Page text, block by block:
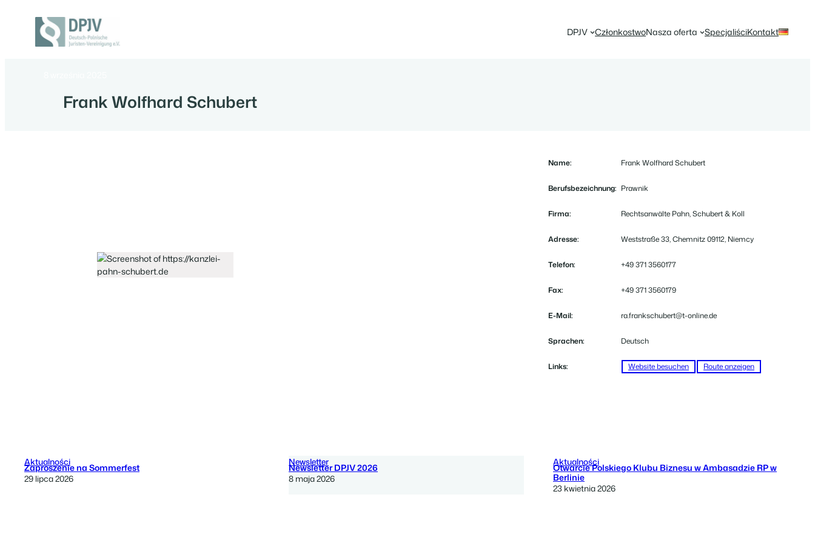
Deutsch-
Polnische
DPJV CzłonkostwoNasza oferta SpecjaliściKontakt
Frank Wolfhard Schubert
Name: Frank Wolfhard Schubert
Berufsbezeichnung: Prawnik
Firma: Rechtsanwälte Pahn, Schubert & Koll
Adresse: Weststraße 33, Chemnitz 09112, Niemcy
Telefon: +49 371 3560177
Fax: +49 371 3560179
E-Mail: ra.frankschubert@t-online.de
Sprachen: Deutsch
Links: Website besuchen Route anzeigen
Aktualności
Zaproszenie na Sommerfest
29 lipca 2026
Newsletter
Newsletter DPJV 2026
8 maja 2026
Aktualności
Otwarcie Polskiego Klubu Biznesu w Ambasadzie RP w
Berlinie
23 kwietnia 2026